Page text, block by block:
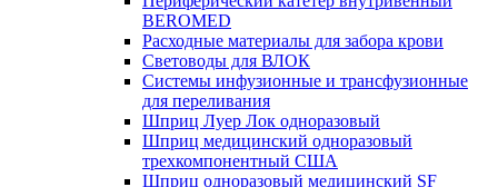
BEROMED
Расходные материалы для забора крови
Световоды для ВЛОК
Системы инфузионные и трансфузионные
для переливания
Шприц Луер Лок одноразовый
Шприц медицинский одноразовый
трехкомпонентный США
Шприц одноразовый медицинский SF